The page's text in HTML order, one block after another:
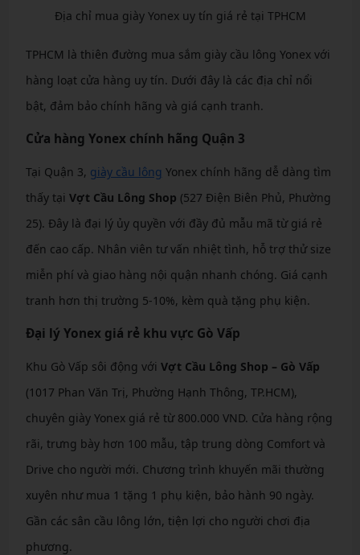
Địa chỉ mua giày Yonex uy tín giá rẻ tại TPHCM
TPHCM là thiên đường mua sắm giày cầu lông Yonex với
hàng loạt cửa hàng uy tín. Dưới đây là các địa chỉ nổi
bật, đảm bảo chính hãng và giá cạnh tranh.
Cửa hàng Yonex chính hãng Quận 3
Tại Quận 3, giày cầu lông Yonex chính hãng dễ dàng tìm
thấy tại Vợt Cầu Lông Shop (527 Điện Biên Phủ, Phường
25). Đây là đại lý ủy quyền với đầy đủ mẫu mã từ giá rẻ
đến cao cấp. Nhân viên tư vấn nhiệt tình, hỗ trợ thử size
miễn phí và giao hàng nội quận nhanh chóng. Giá cạnh
tranh hơn thị trường 5-10%, kèm quà tặng phụ kiện.
Đại lý Yonex giá rẻ khu vực Gò Vấp
Khu Gò Vấp sôi động với Vợt Cầu Lông Shop – Gò Vấp
(1017 Phan Văn Trị, Phường Hạnh Thông, TP.HCM),
chuyên giày Yonex giá rẻ từ 800.000 VND. Cửa hàng rộng
rãi, trưng bày hơn 100 mẫu, tập trung dòng Comfort và
Drive cho người mới. Chương trình khuyến mãi thường
xuyên như mua 1 tặng 1 phụ kiện, bảo hành 90 ngày.
Gần các sân cầu lông lớn, tiện lợi cho người chơi địa
phương.